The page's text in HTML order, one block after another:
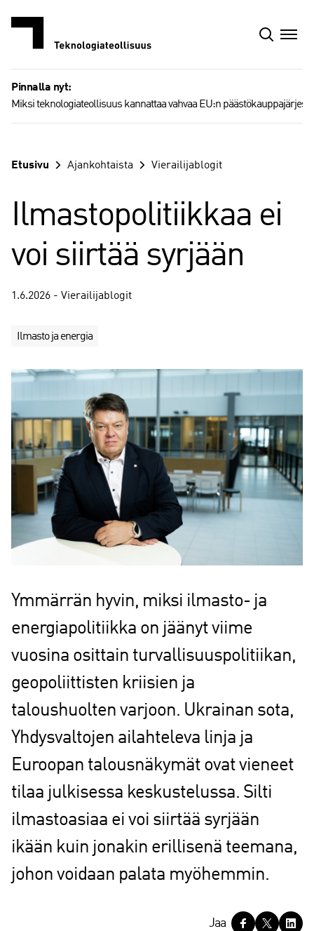
Pinnalla nyt:
Miksi teknologiateollisuus kannattaa vahvaa EU:n
Etusivu Ajankohtaista Vierailijablogit
Ilmastopolitiikkaa ei
voi siirtää syrjään
1.6.2026 - Vierailijablogit
Ilmasto ja energia
Ymmärrän hyvin, miksi ilmasto- ja
energiapolitiikka on jäänyt viime
vuosina osittain turvallisuuspolitiikan,
geopoliittisten kriisien ja
taloushuolten varjoon. Ukrainan sota,
Yhdysvaltojen ailahteleva linja ja
Euroopan talousnäkymät ovat vieneet
tilaa julkisessa keskustelussa. Silti
ilmastoasiaa ei voi siirtää syrjään
ikään kuin jonakin erillisenä teemana,
johon voidaan palata myöhemmin.
Jaa